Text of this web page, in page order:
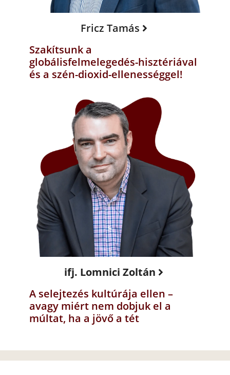
Fricz Tamás
Szakítsunk a
globálisfelmelegedés-hisztériával
és a szén-dioxid-ellenességgel!
ifj. Lomnici Zoltán
A selejtezés kultúrája ellen –
avagy miért nem dobjuk el a
múltat, ha a jövő a tét